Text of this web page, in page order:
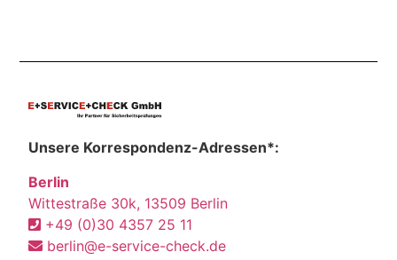
Unsere Korrespondenz-Adressen*:
Berlin
Wittestraße 30k, 13509 Berlin
+49 (0)30 4357 25 11
berlin@e-service-check.de